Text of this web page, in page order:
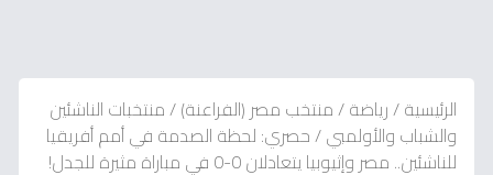
الرئيسية/رياضة/منتخب مصر (الفراعنة)/منتخبات الناشئين
والشباب والأولمبي/حصري: لحظة الصدمة في أمم أفريقيا
للناشئين.. مصر وإثيوبيا يتعادلان 0-0 في مباراة مثيرة للجدل!